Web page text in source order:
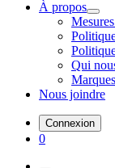
À propos
Qui
Marques
Nous joindre
Connexion
0